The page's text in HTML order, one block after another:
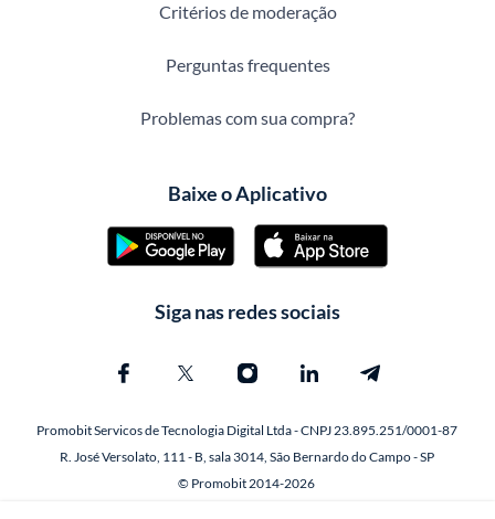
Critérios de moderação
Perguntas frequentes
Problemas com sua compra?
Baixe o Aplicativo
Siga nas redes sociais
Promobit Servicos de Tecnologia Digital Ltda - CNPJ 23.895.251/0001-87
R. José Versolato, 111 - B, sala 3014, São Bernardo do Campo - SP
© Promobit 2014-2026